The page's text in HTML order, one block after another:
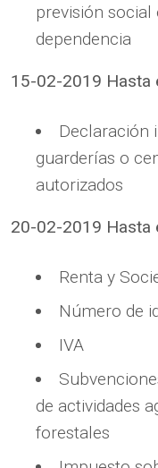
previsión social
dependencia
15-02-2019 Hasta
Declaración
guarderías o
autorizados
20-02-2019 Hasta
Renta y
Número de
IVA
de actividades
forestales